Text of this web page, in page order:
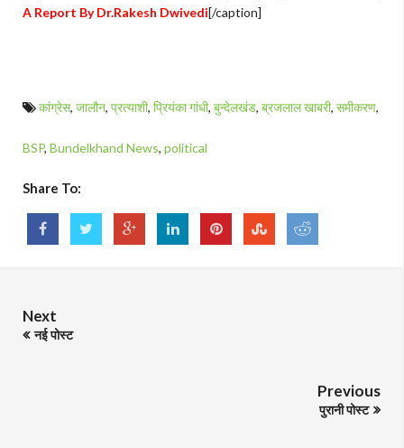
A Report By Dr.Rakesh Dwivedi[/caption]
कांग्रेस, जालौन, प्रत्याशी, प्रियंका गांधी, बुन्देलखंड, ब्रजलाल खाबरी, समीकरण,
BSP, Bundelkhand News, political
Share To:
Next
नई पोस्ट
Previous
पुरानी पोस्ट